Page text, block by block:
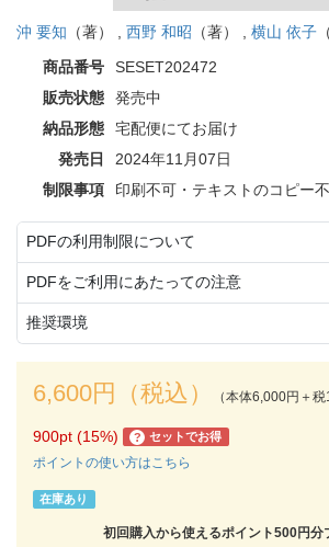
沖 要知 （著） , 西野 和昭 （著） , 横山 依子
商品番号
SESET202472
販売状態
発売中
納品形態
宅配便にてお届け
発売日
2024年11月07日
制限事項
印刷不可・テキストのコピー
PDFの利用制限について
PDFをご利用にあたっての注意
推奨環境
6,600円（税込） （本体6,000円＋税
900pt (15%) ? セットでお得
ポイントの使い方はこちら
在庫あり
初回購入から使えるポイント500円分